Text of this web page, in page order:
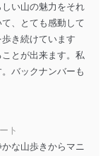
い山の魅力をそれ
、とても感動して
き続けています
とが出来ます。私
バックナンバーも
ト
な山歩きからマニ